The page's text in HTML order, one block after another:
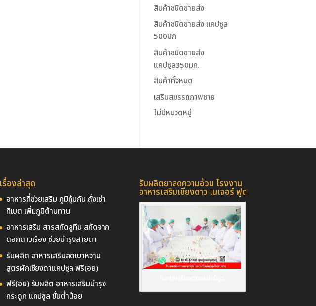
สินค้าชนิดขายส่ง
สินค้าชนิดขายส่ง แคปซูล
500มก
สินค้าชนิดขายส่ง
แคปซูล350มก.
สินค้าทั้งหมด
เสริมสมรรถภาพชาย
ไม่มีหมวดหมู่
เรื่องล่าสุด
อาหารที่ช่วยเสริม ภูมิคุ้มกัน ถั่งเช่า
ทิเบต เพิ่มภูมิต้านทาน
อาหารเสริม สารสกัดลูทีน สกัดจาก
ดอกดาวเรือง ช่วยบำรุงสายตา
รับผลิต อาหารเสริมลดเบาหวาน
สูตรผักเชียงดาแคปซูล ฟรี(อย)
ฟรี(อย) รับผลิต อาหารเสริมบำรุง
กระดูก แคปซูล ขั้นต่ำน้อย
รับผลิตยาลดความอ้วน โรงงาน
อาหารเสริมเชียงดาว เนเจอร์ ฟูด